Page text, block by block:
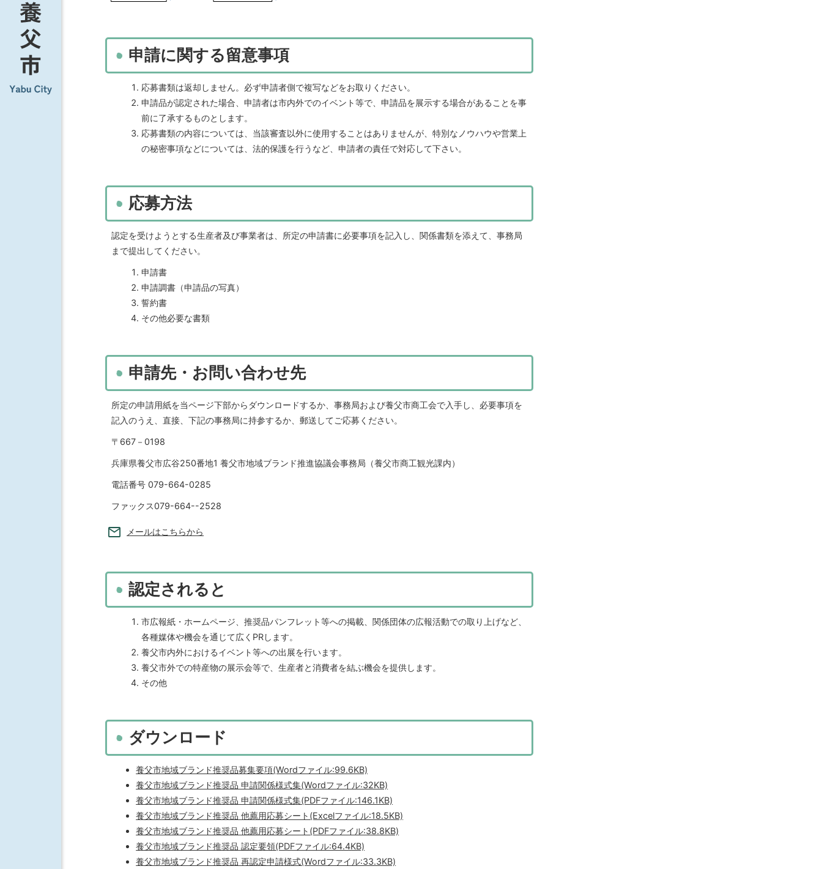
申請に関する留意事項
応募書類は返却しません。必ず申請者側で複写などをお取りください。
申請品が認定された場合、申請者は市内外でのイベント等で、申請品を展示する場合があることを事
前に了承するものとします。
応募書類の内容については、当該審査以外に使用することはありませんが、特別なノウハウや営業上
の秘密事項などについては、法的保護を行うなど、申請者の責任で対応して下さい。
応募方法
認定を受けようとする生産者及び事業者は、所定の申請書に必要事項を記入し、関係書類を添えて、事務局
まで提出してください。
申請書
申請調書（申請品の写真）
誓約書
その他必要な書類
申請先・お問い合わせ先
所定の申請用紙を当ページ下部からダウンロードするか、事務局および養父市商工会で入手し、必要事項を
記入のうえ、直接、下記の事務局に持参するか、郵送してご応募ください。
〒667－0198
兵庫県養父市広谷250番地1 養父市地域ブランド推進協議会事務局（養父市商工観光課内）
電話番号 079-664-0285
ファックス079-664--2528
メールはこちらから
認定されると
市広報紙・ホームページ、推奨品パンフレット等への掲載、関係団体の広報活動での取り上げなど、
各種媒体や機会を通じて広くPRします。
養父市内外におけるイベント等への出展を行います。
養父市外での特産物の展示会等で、生産者と消費者を結ぶ機会を提供します。
その他
ダウンロード
養父市地域ブランド推奨品募集要項(Wordファイル:99.6KB)
養父市地域ブランド推奨品 申請関係様式集(Wordファイル:32KB)
養父市地域ブランド推奨品 申請関係様式集(PDFファイル:146.1KB)
養父市地域ブランド推奨品 他薦用応募シート(Excelファイル:18.5KB)
養父市地域ブランド推奨品 他薦用応募シート(PDFファイル:38.8KB)
養父市地域ブランド推奨品 認定要領(PDFファイル:64.4KB)
養父市地域ブランド推奨品 再認定申請様式(Wordファイル:33.3KB)